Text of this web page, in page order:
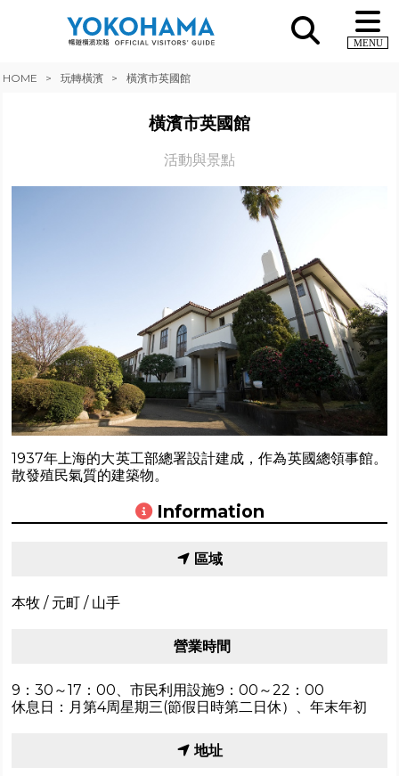
MENU
HOME 玩轉橫濱 橫濱市英國館
橫濱市英國館
活動與景點
1937年上海的大英工部總署設計建成，作為英國總領事館。
散發殖民氣質的建築物。
Information
區域
本牧 / 元町 / 山手
營業時間
9：30～17：00、市民利用設施9：00～22：00
休息日：月第4周星期三(節假日時第二日休）、年末年初
地址